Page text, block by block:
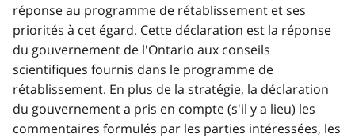
réponse au programme de rétablissement et ses
priorités à cet égard. Cette déclaration est la réponse
du gouvernement de l'Ontario aux conseils
scientifiques fournis dans le programme de
rétablissement. En plus de la stratégie, la déclaration
du gouvernement a pris en compte (s'il y a lieu) les
commentaires formulés par les parties intéressées, les